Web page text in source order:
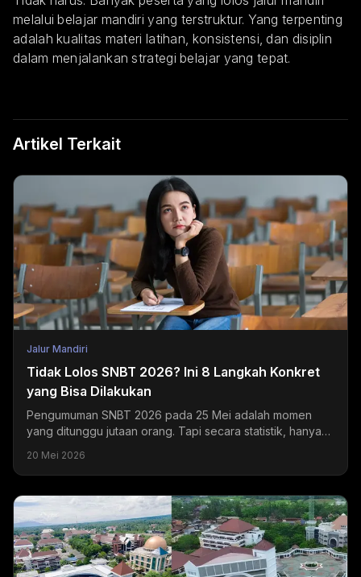
melalui belajar mandiri yang terstruktur. Yang terpenting
adalah kualitas materi latihan, konsistensi, dan disiplin
dalam menjalankan strategi belajar yang tepat.
Artikel Terkait
Jalur Mandiri
Tidak Lolos SNBT 2026? Ini 8 Langkah Konkret
yang Bisa Dilakukan
Pengumuman SNBT 2026 pada 25 Mei adalah momen
yang ditunggu jutaan orang. Tapi secara statistik, hanya
20 Mei 2026